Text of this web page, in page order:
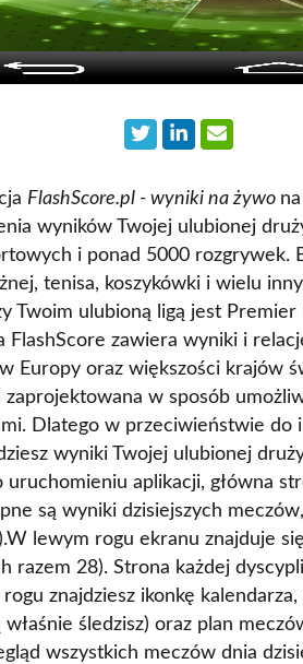
FlashScore.pl - wyniki na żywo
wyników Twojej ulubionej
i ponad 5000 rozgrywek.
tenisa, koszykówki i wielu
Twoim ulubioną ligą jest
FlashScore zawiera wyniki i
Europy oraz większości krajów
zaprojektowana w sposób
Dlatego w przeciwieństwie do
wyniki Twojej ulubionej
uruchomieniu aplikacji, główna
są wyniki dzisiejszych
lewym rogu ekranu znajduje
razem 28). Strona każdej
znajdziesz ikonkę
śledzisz) oraz plan
wszystkich meczów dnia